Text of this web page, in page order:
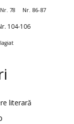
Nr. 78 Nr. 86-87
104-106
literară